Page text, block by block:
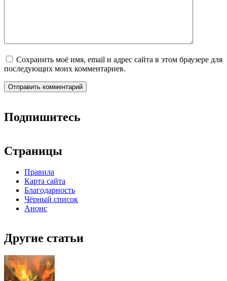
Сохранить моё имя, email и адрес сайта в этом браузере для
последующих моих комментариев.
Подпишитесь
Страницы
Правила
Карта сайта
Благодарность
Чёрный список
Анонс
Другие статьи